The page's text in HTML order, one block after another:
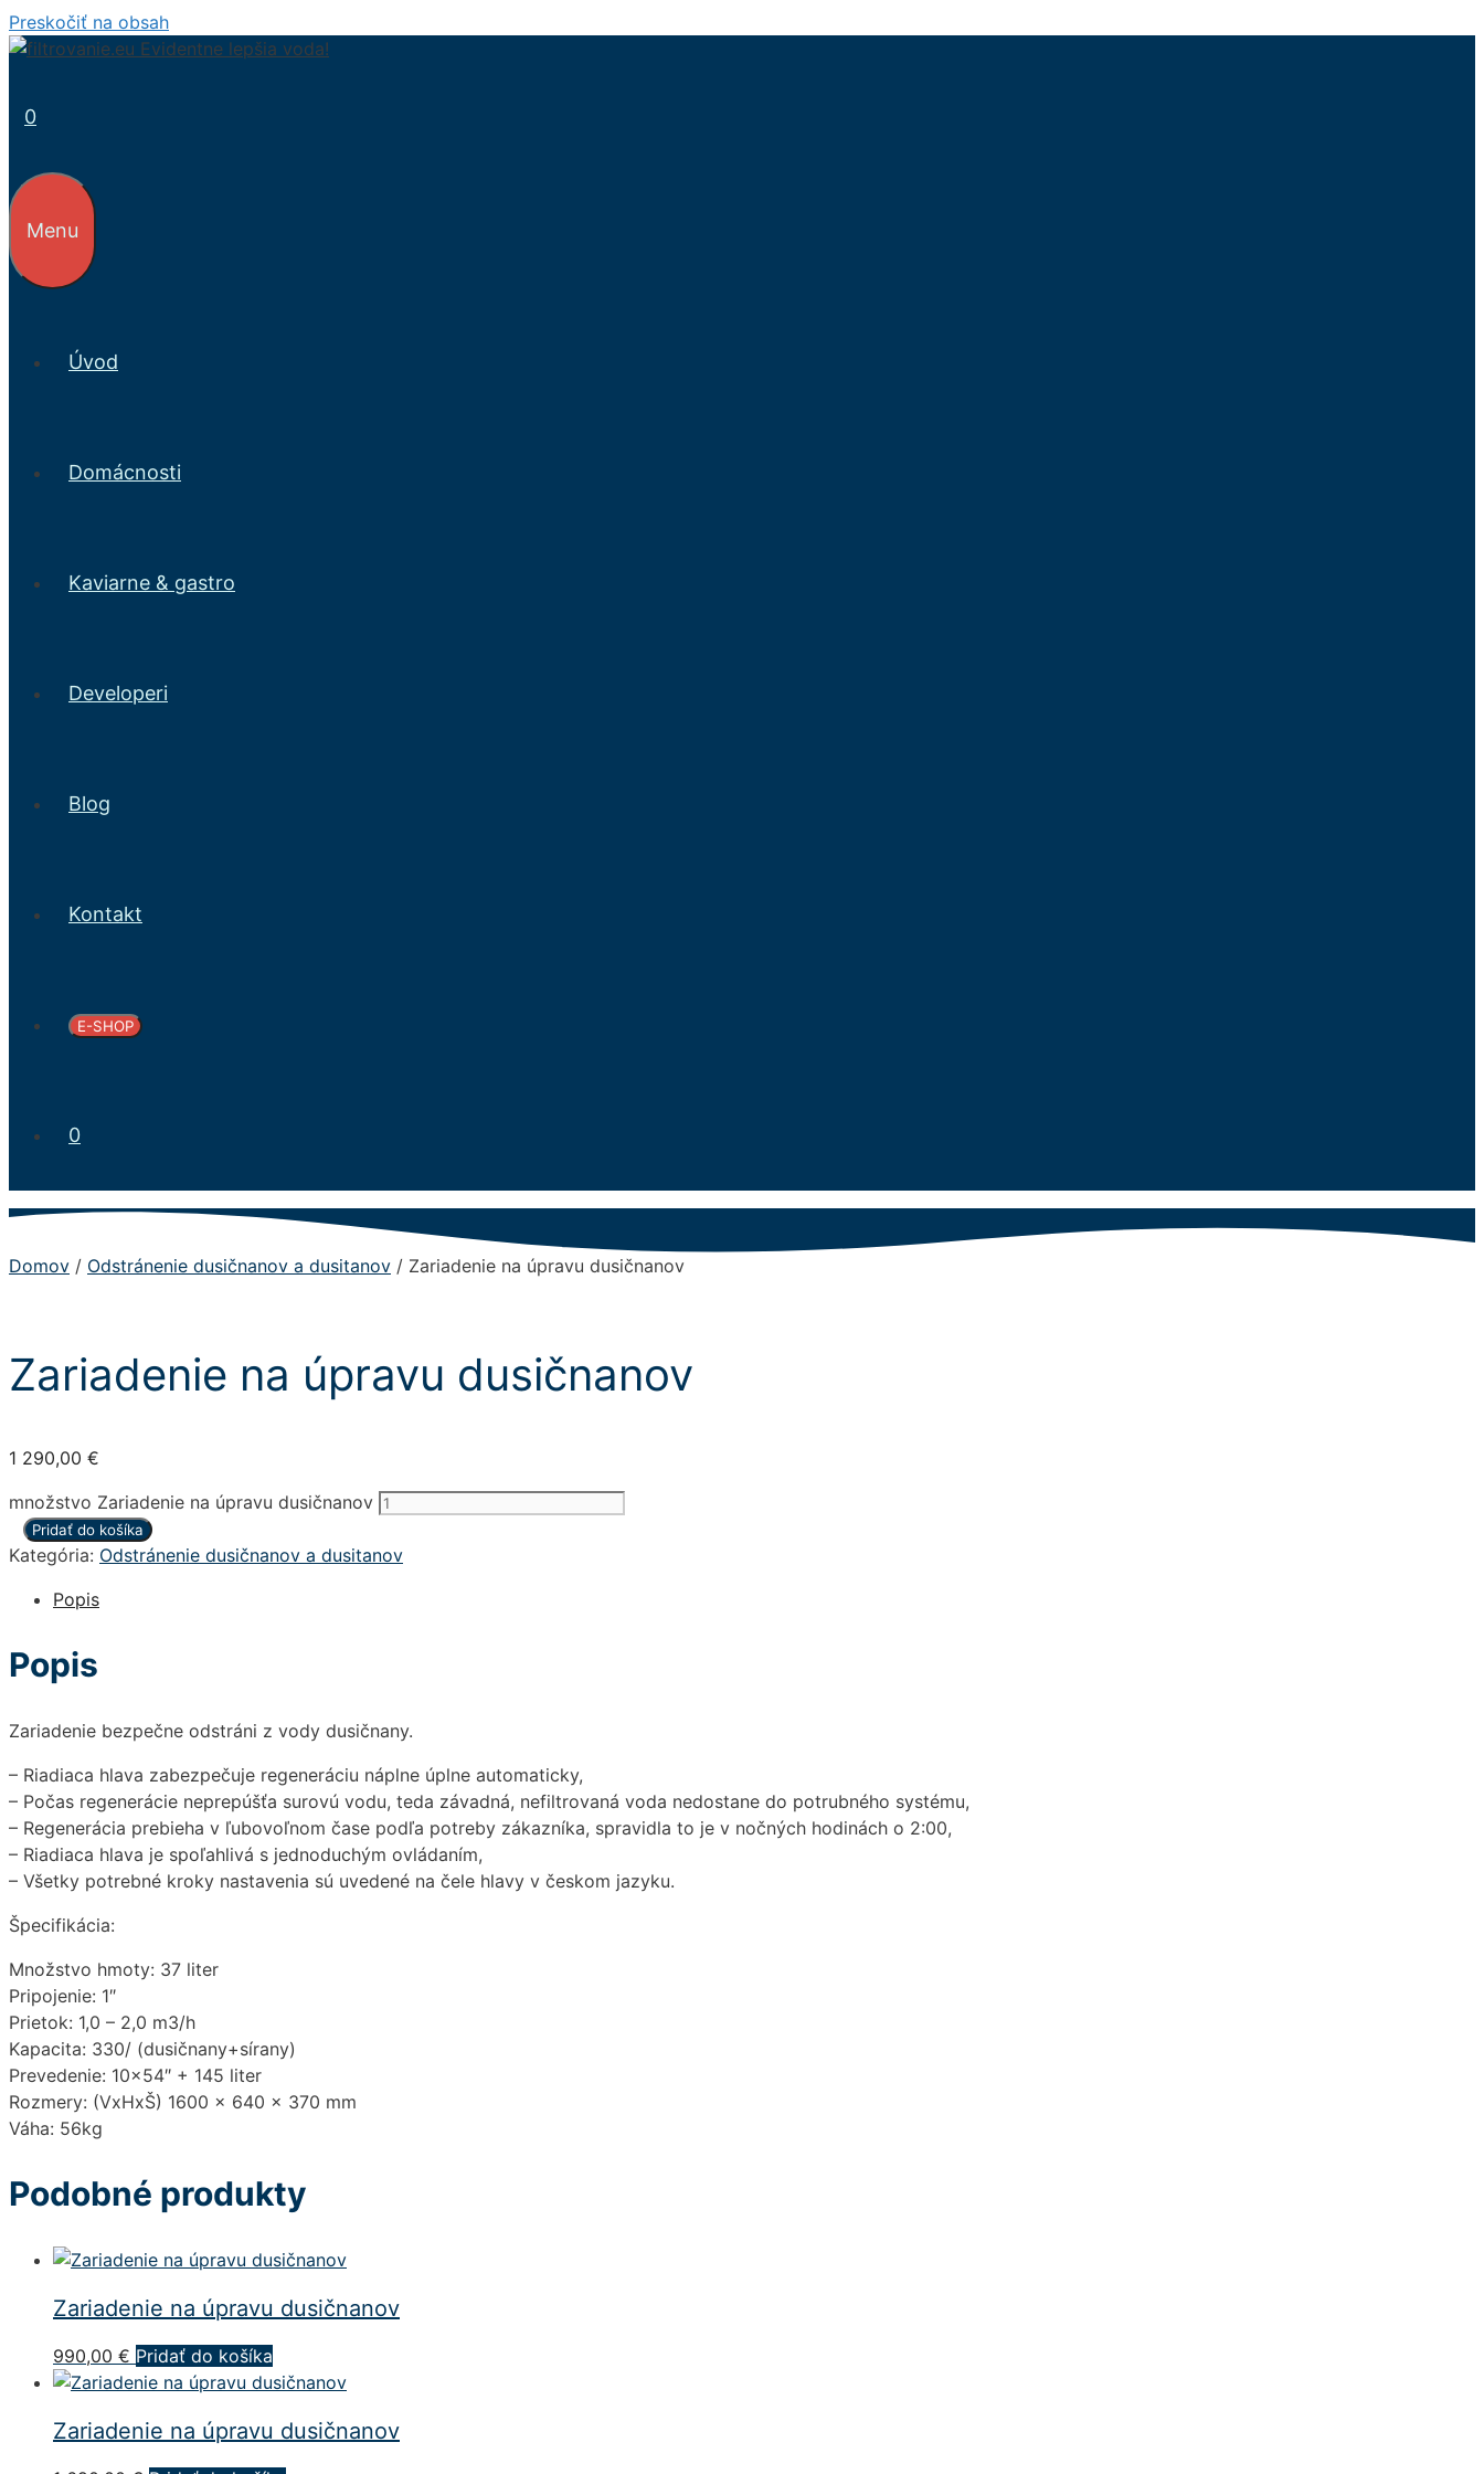
Preskočiť na obsah
0
Menu
Úvod
Domácnosti
Kaviarne & gastro
Developeri
Blog
Kontakt
E-SHOP
0
Domov / Odstránenie dusičnanov a dusitanov / Zariadenie na úpravu dusičnanov
Zariadenie na úpravu dusičnanov
1 290,00 €
množstvo Zariadenie na úpravu dusičnanov
Pridať do košíka
Kategória: Odstránenie dusičnanov a dusitanov
Popis
Popis
Zariadenie bezpečne odstráni z vody dusičnany.
– Riadiaca hlava zabezpečuje regeneráciu náplne úplne automaticky,
– Počas regenerácie neprepúšťa surovú vodu, teda závadná, nefiltrovaná voda nedostane do potrubného systému,
– Regenerácia prebieha v ľubovoľnom čase podľa potreby zákazníka, spravidla to je v nočných hodinách o 2:00,
– Riadiaca hlava je spoľahlivá s jednoduchým ovládaním,
– Všetky potrebné kroky nastavenia sú uvedené na čele hlavy v českom jazyku.
Špecifikácia:
Množstvo hmoty: 37 liter
Pripojenie: 1″
Prietok: 1,0 – 2,0 m3/h
Kapacita: 330/ (dusičnany+sírany)
Prevedenie: 10×54″ + 145 liter
Rozmery: (VxHxŠ) 1600 x 640 x 370 mm
Váha: 56kg
Podobné produkty
Zariadenie na úpravu dusičnanov
990,00 € Pridať do košíka
Zariadenie na úpravu dusičnanov